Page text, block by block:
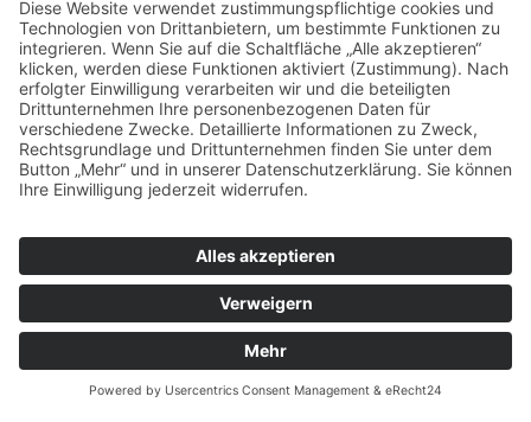
Person
Familiensaisonkarte 4
Personen
220,00 €
Saisonkarten sind nicht
übertragbar und vom
Rückgaberecht
Weitergabe oder
Personen als
Karte sofort entzogen.
Bitte bringen Sie zu
jedem Besuch bei uns
Ihre aktuelle
Kasse mit
einer Systemumstellung
reicht es leider
mehr aus, nur Ihren
Namen zu nennen, damit
wir Sie zuordnen können.